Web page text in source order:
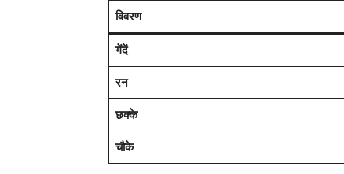
विवरण
गेंदें
रन
छक्के
चौके